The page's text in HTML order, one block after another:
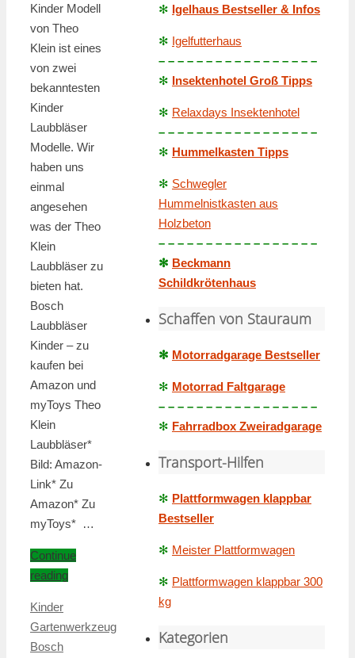
Kinder Modell
von Theo
Klein ist eines
von zwei
bekanntesten
Kinder
Laubbläser
Modelle. Wir
haben uns
einmal
angesehen
was der Theo
Klein
Laubbläser zu
bieten hat.
Bosch
Laubbläser
Kinder – zu
kaufen bei
Amazon und
myToys Theo
Klein
Laubbläser*
Bild: Amazon-
Link* Zu
Amazon* Zu
myToys* …
Continue
reading
Kinder
Gartenwerkzeug
Bosch
✻ Igelhaus Bestseller & Infos
✻ Igelfutterhaus
– – – – – – – – – – – – – – – – –
✻ Insektenhotel Groß Tipps
✻ Relaxdays Insektenhotel
– – – – – – – – – – – – – – – – –
✻ Hummelkasten Tipps
✻ Schwegler
Hummelnistkasten aus
Holzbeton
– – – – – – – – – – – – – – – – –
✻ Beckmann
Schildkrötenhaus
Schaffen von Stauraum
✻ Motorradgarage Bestseller
✻ Motorrad Faltgarage
– – – – – – – – – – – – – – – – –
✻ Fahrradbox Zweiradgarage
Transport-Hilfen
✻ Plattformwagen klappbar
Bestseller
✻ Meister Plattformwagen
✻ Plattformwagen klappbar 300
kg
Kategorien